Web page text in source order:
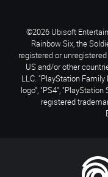
©2026 Ubisoft
Rainbow Six, the
registered or
US and/or other
LLC. "PlayStation Family
logo", "PS4",
registered